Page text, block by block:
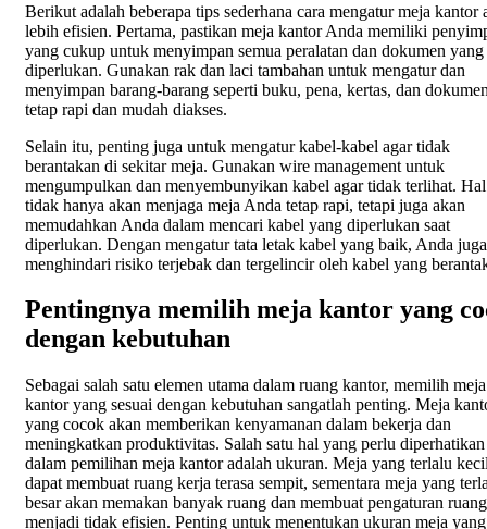
Berikut adalah beberapa tips sederhana cara mengatur meja kantor
lebih efisien. Pertama, pastikan meja kantor Anda memiliki
yang cukup untuk menyimpan semua peralatan dan dokumen yang
diperlukan. Gunakan rak dan laci tambahan untuk mengatur dan
menyimpan barang-barang seperti buku, pena, kertas, dan
tetap rapi dan mudah diakses.
Selain itu, penting juga untuk mengatur kabel-kabel agar tidak
berantakan di sekitar meja. Gunakan wire management untuk
mengumpulkan dan menyembunyikan kabel agar tidak terlihat.
tidak hanya akan menjaga meja Anda tetap rapi, tetapi juga akan
memudahkan Anda dalam mencari kabel yang diperlukan saat
diperlukan. Dengan mengatur tata letak kabel yang baik, Anda juga
menghindari risiko terjebak dan tergelincir oleh kabel yang
Pentingnya memilih meja kantor yang
dengan kebutuhan
Sebagai salah satu elemen utama dalam ruang kantor, memilih meja
kantor yang sesuai dengan kebutuhan sangatlah penting. Meja
yang cocok akan memberikan kenyamanan dalam bekerja dan
meningkatkan produktivitas. Salah satu hal yang perlu diperhatikan
dalam pemilihan meja kantor adalah ukuran. Meja yang terlalu
dapat membuat ruang kerja terasa sempit, sementara meja yang
besar akan memakan banyak ruang dan membuat pengaturan ruang
menjadi tidak efisien. Penting untuk menentukan ukuran meja yang